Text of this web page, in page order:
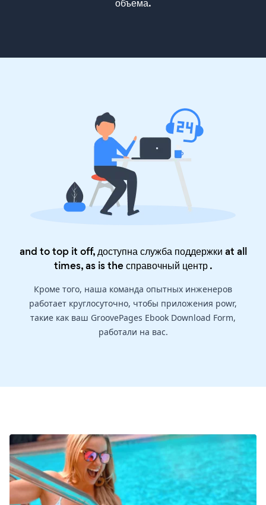
объема.
and to top it off, доступна служба поддержки at all
times, as is theсправочный центр.
Кроме того, наша команда опытных инженеров
работает круглосуточно, чтобы приложения powr,
такие как ваш GroovePages Ebook Download Form,
работали на вас.